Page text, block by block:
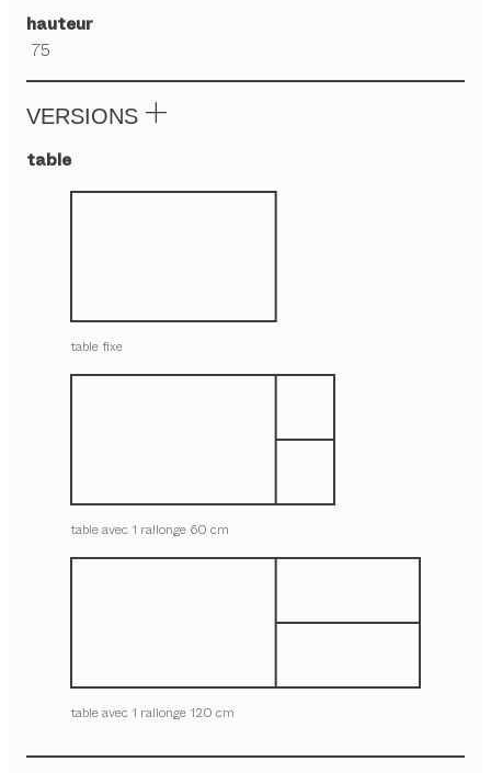
hauteur
75
VERSIONS
table
table fixe
table avec 1 rallonge 60 cm
table avec 1 rallonge 120 cm